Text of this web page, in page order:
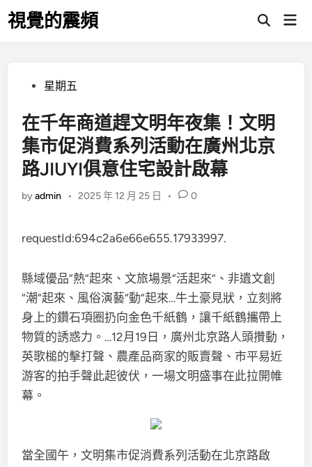
Skip
to視覺的震頻
Open
Posted星期五
在千年商道趕文明年夜集！文明
集市促消費系列活動在廣州北京
路JIUYI俱意住宅設計啟幕
byadmin • 2025 年 12 月 25 日 • 0
requestId:694c2a6e66e655.17933997.
縣域優品“熱”起來、文旅場景“活起來”、非遺文創
“潮”起來、風俗演藝“動”起來…牛土豪見狀，立刻將
身上的鑽石項圈扔向金色千紙鶴，讓千紙鶴攜帶上
物質的誘惑力。…12月19日，廣州北京路人頭攢動，
英歌槌的擊打聲、農產品商家的販賣聲、市平易近
游客的拍手聲此起彼伏，一場文明盛事在此拉開帷
幕。
當全國午，文明集市促消費系列活動在北京路啟